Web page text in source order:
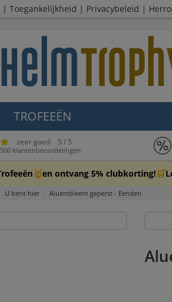
| Toegankelijkheid | Privacybeleid |
TROFEEËN
zeer goed 5 / 5
klantenbeoordelingen
🥇en ontvang 5% clubkorting! 🛒
U bent hier Aluembleem geperst - Eenden